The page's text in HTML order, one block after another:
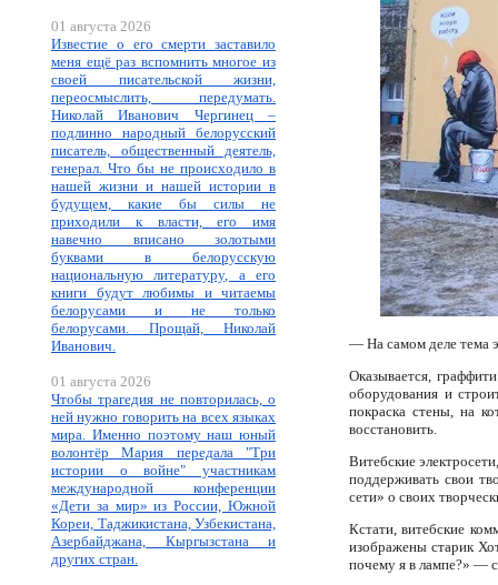
01 августа 2026
Известие о его смерти заставило
меня ещё раз вспомнить многое из
своей писательской жизни,
переосмыслить, передумать.
Николай Иванович Чергинец –
подлинно народный белорусский
писатель, общественный деятель,
генерал. Что бы не происходило в
нашей жизни и нашей истории в
будущем, какие бы силы не
приходили к власти, его имя
навечно вписано золотыми
буквами в белорусскую
национальную литературу, а его
книги будут любимы и читаемы
белорусами и не только
белорусами. Прощай, Николай
Иванович.
01 августа 2026
Чтобы трагедия не повторилась, о
ней нужно говорить на всех языках
мира. Именно поэтому наш юный
волонтёр Мария передала "Три
истории о войне" участникам
международной конференции
«Дети за мир» из России, Южной
Кореи, Таджикистана, Узбекистана,
Азербайджана, Кыргызстана и
других стран.
— На самом деле тема
Оказывается,
оборудования и
покраска стены, на
восстановить.
Витебские
поддерживать свои
сети» о своих
Кстати, витебские
изображены старик
почему я в лампе?» —